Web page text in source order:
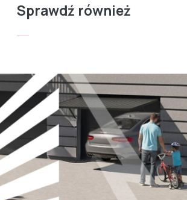
Sprawdź również